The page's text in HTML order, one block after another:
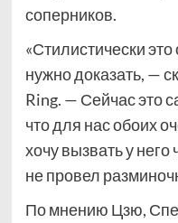
соперников.
«Стилистически
нужно доказать, —
Ring. — Сейчас это
что для нас обоих
хочу вызвать у
не провел
По мнению Цзю,